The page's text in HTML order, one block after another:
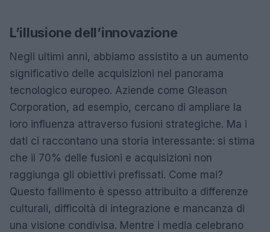
L’illusione dell’innovazione
Negli ultimi anni, abbiamo assistito a un aumento
significativo delle acquisizioni nel panorama
tecnologico europeo. Aziende come Gleason
Corporation, ad esempio, cercano di ampliare la
loro influenza attraverso fusioni strategiche. Ma i
dati ci raccontano una storia interessante: si stima
che il 70% delle fusioni e acquisizioni non
raggiunga gli obiettivi prefissati. Come mai?
Questo fallimento è spesso attribuito a differenze
culturali, difficoltà di integrazione e mancanza di
una visione condivisa. Mentre i media celebrano